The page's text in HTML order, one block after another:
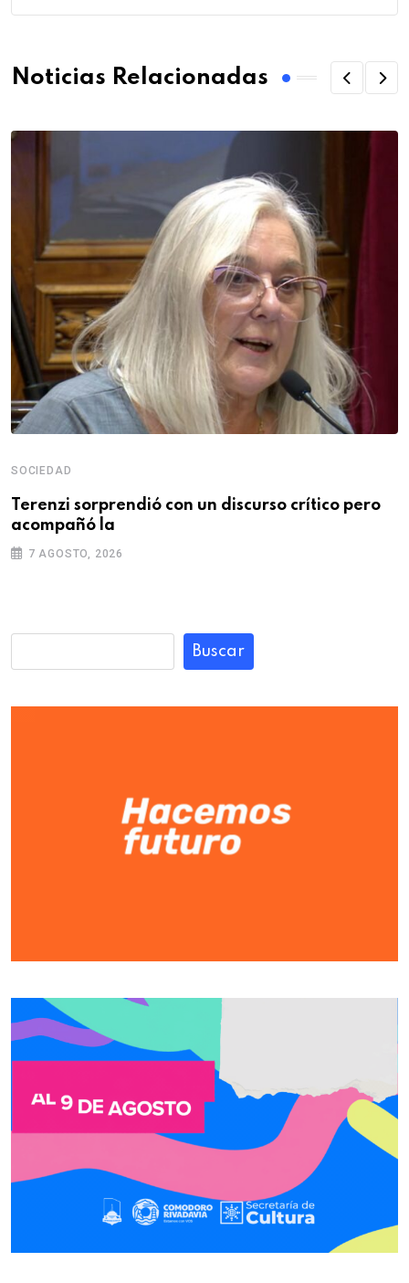
Noticias Relacionadas
SOCIEDAD
Terenzi sorprendió con un discurso crítico pero
acompañó la
7 AGOSTO, 2026
Buscar